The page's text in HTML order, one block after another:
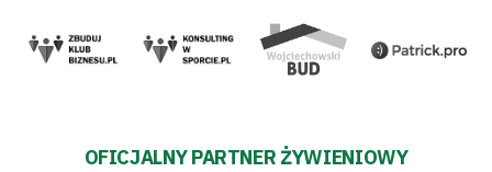
OFICJALNY PARTNER ŻYWIENIOWY